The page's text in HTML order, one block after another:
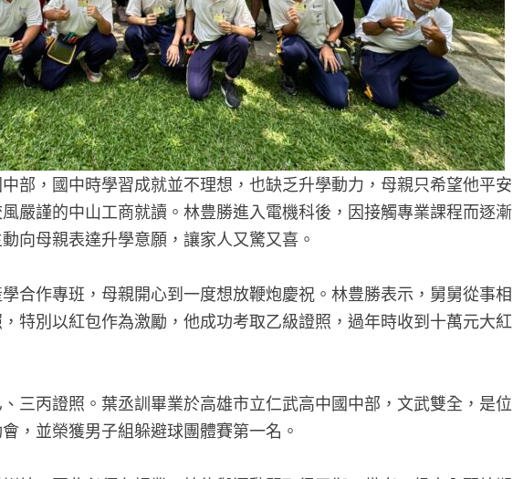
部，國中時學習成就並不理想，也缺乏升學動力，母親只希望他平安
嚴謹的中山工商就讀。林豊勝進入電機科後，因接觸專業課程而逐漸
向母親表達升學意願，讓家人又驚又喜。
合作專班，母親開心到一度想放鞭炮慶祝。林豊勝表示，舅舅從事相
特別以紅包作為激勵，他成功考取乙級證照，過年時收到十萬元大紅
三丙證照。葉丞訓畢業於高雄市立仁武高中國中部，文武雙全，是位
，並榮獲男子組躲避球團體賽第一名。